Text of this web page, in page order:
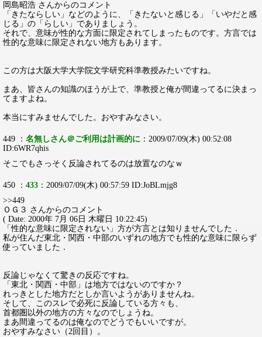
岡島昭浩 さんからのコメント
「きたならしい」などのように、「きたないと感じる」「いやだと感
じる」の「らしい」でありましょう。
それで、意味が性的な方面に限定されてしまったものです。方言では
性的な意味に限定されない地方もあります。
この方は大阪大学大学院文学研究科準教授みたいですね。
まあ、皆さんの知識のほうが上で、準教授と俺が間違ってるに決まっ
てますよね。
本当にすみませんでした。おやすみなさい。
449 ： 名無しさん＠ご利用は計画的に ：2009/07/09(木) 00:52:08
ID:6WR7qhis
そこでもさっそく反論されてるのは放置なのなｗ
450 ： 433 ：2009/07/09(木) 00:57:59 ID:JoBLmjg8
>>449
ＯＧ３ さんからのコメント
( Date: 2000年 7月 06日 木曜日 10:22:45)
「性的な意味に限定されない」方が方言とは知りませんでした．
私が住んだ東北・関西・中部のいずれの地方でも性的な意味に限らず
使っていました．
反論じゃなくて驚きの反応ですね。
「東北・関西・中部」は地方ではないのですか？
れっきとした地方だとしか言いようがありませんね。
そして、このスレで必死に反論している方々も、
首都圏以外の地方の方々なのでしょうね。
まあ間違ってるのは俺なのでどうでもいいですが。
おやすみなさい（2回目）。